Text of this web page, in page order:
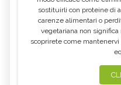
sostituirli con proteine di
carenze alimentari o
vegetariana non
scoprirete come